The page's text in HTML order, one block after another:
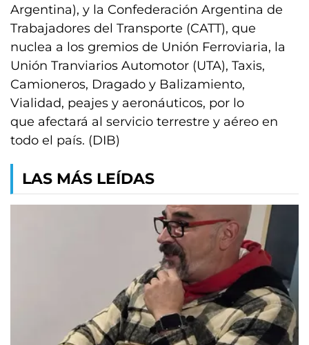
Argentina), y la Confederación Argentina de
Trabajadores del Transporte (CATT), que
nuclea a los gremios de Unión Ferroviaria, la
Unión Tranviarios Automotor (UTA), Taxis,
Camioneros, Dragado y Balizamiento,
Vialidad, peajes y aeronáuticos, por lo
que afectará al servicio terrestre y aéreo en
todo el país. (DIB)
LAS MÁS LEÍDAS